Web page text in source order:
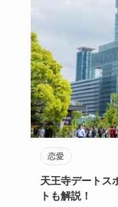
恋愛
天王寺デートス
トも解説！